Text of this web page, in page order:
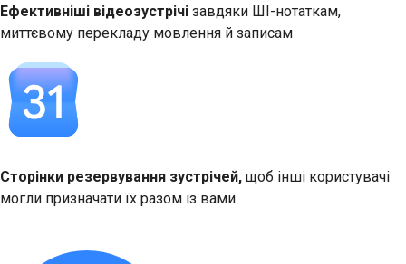
Ефективніші відеозустрічі завдяки ШІ-нотаткам,
миттєвому перекладу мовлення й записам
Сторінки резервування зустрічей, щоб інші користувачі
могли призначати їх разом із вами